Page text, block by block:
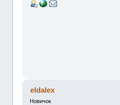
eldalex
Новичок